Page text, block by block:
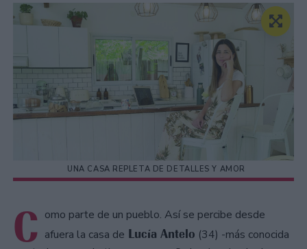
UNA CASA REPLETA DE DETALLES Y AMOR
C omo parte de un pueblo. Así se percibe desde
afuera la casa de Lucía Antelo (34) -más conocida